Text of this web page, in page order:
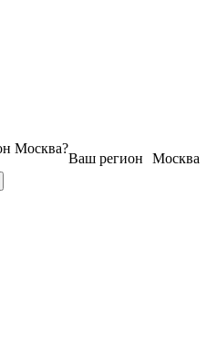
Москва
Ваш регион
Москва?